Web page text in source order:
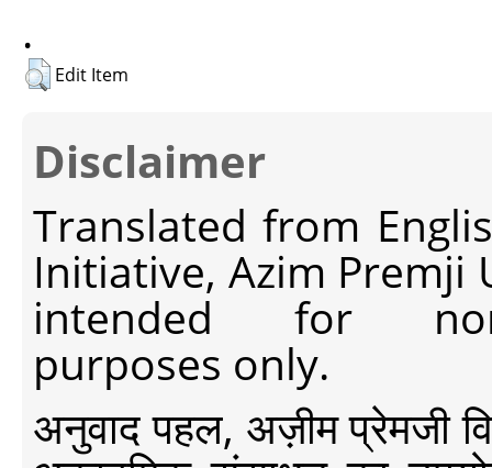
.
Edit Item
Disclaimer
Translated from
Initiative, Azim Premji
intended for non-
purposes only.
अनुवाद पहल, अज़ीम प्रेमजी